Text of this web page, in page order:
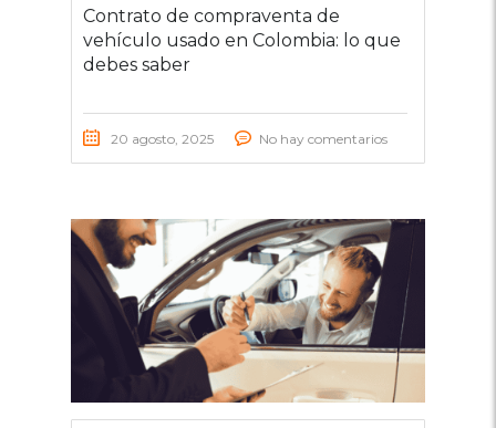
Contrato de compraventa de
vehículo usado en Colombia: lo que
debes saber
20 agosto, 2025 No hay comentarios